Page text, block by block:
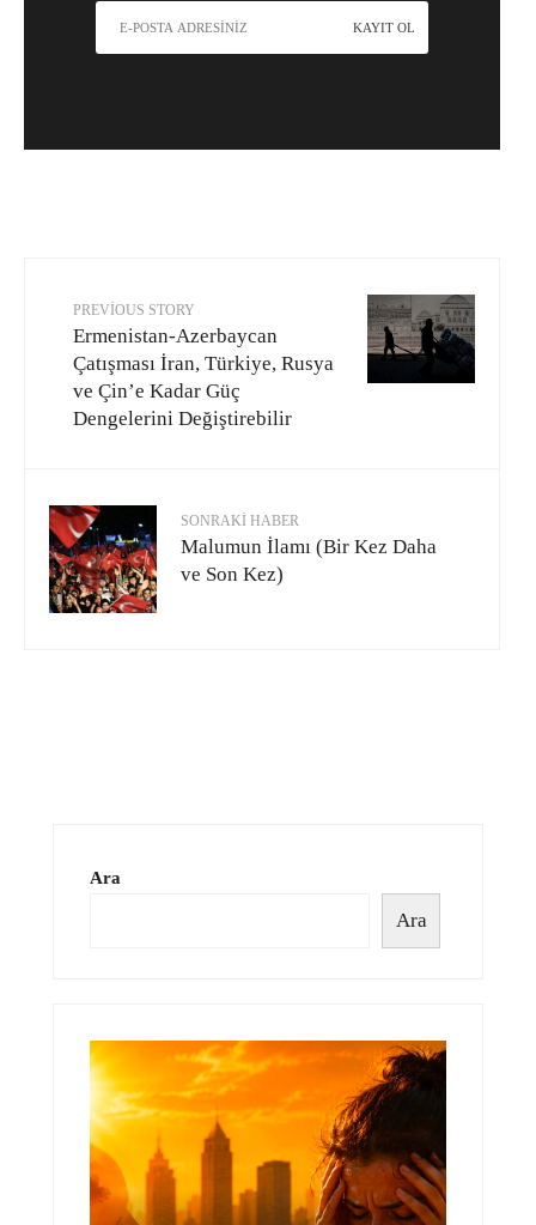
PREVIOUS STORY
Ermenistan-Azerbaycan
Çatışması İran, Türkiye, Rusya
ve Çin’e Kadar Güç
Dengelerini Değiştirebilir
SONRAKI HABER
Malumun İlamı (Bir Kez Daha
ve Son Kez)
Ara
Ara